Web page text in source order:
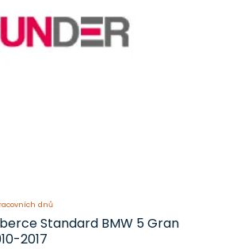
dnů
Standard BMW 5 Gran
2017